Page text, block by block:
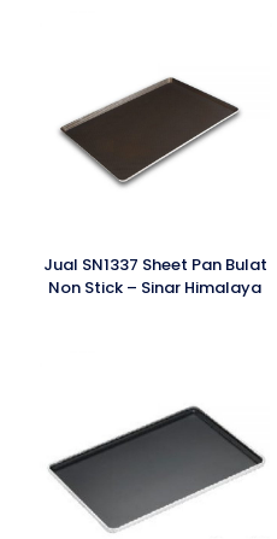
Jual SN1337 Sheet Pan Bulat
Non Stick – Sinar Himalaya